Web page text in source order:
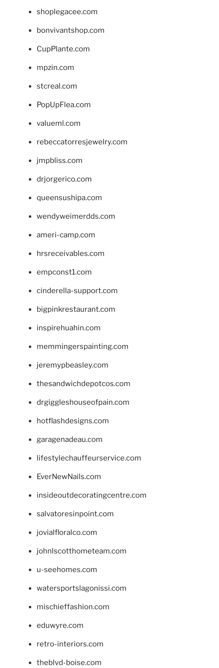
shoplegacee.com
bonvivantshop.com
CupPlante.com
mpzin.com
stcreal.com
PopUpFlea.com
valueml.com
rebeccatorresjewelry.com
jmpbliss.com
drjorgerico.com
queensushipa.com
wendyweimerdds.com
ameri-camp.com
hrsreceivables.com
empconst1.com
cinderella-support.com
bigpinkrestaurant.com
inspirehuahin.com
memmingerspainting.com
jeremypbeasley.com
thesandwichdepotcos.com
drgiggleshouseofpain.com
hotflashdesigns.com
garagenadeau.com
lifestylechauffeurservice.com
EverNewNails.com
insideoutdecoratingcentre.com
salvatoresinpoint.com
jovialfloralco.com
johnlscotthometeam.com
u-seehomes.com
watersportslagonissi.com
mischieffashion.com
eduwyre.com
retro-interiors.com
theblvd-boise.com